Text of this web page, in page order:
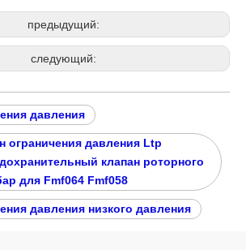
предыдущий:
следующий:
давления
ограничения давления Ltp
клапан роторного
для Fmf064 Fmf058
давления низкого давления